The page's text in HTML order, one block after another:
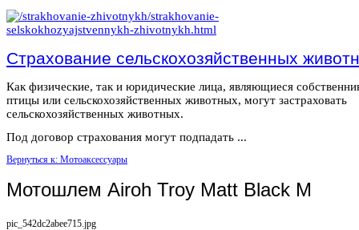
Страхование сельскохозяйственных
Как физические, так и юридические лица, являющиеся
птицы или сельскохозяйственных животных, могут застраховать
сельскохозяйственных животных.
Под договор страхования могут подпадать ...
Вернуться к: Мотоаксессуары
Мотошлем Airoh Troy Matt Black M
pic_542dc2abee715.jpg